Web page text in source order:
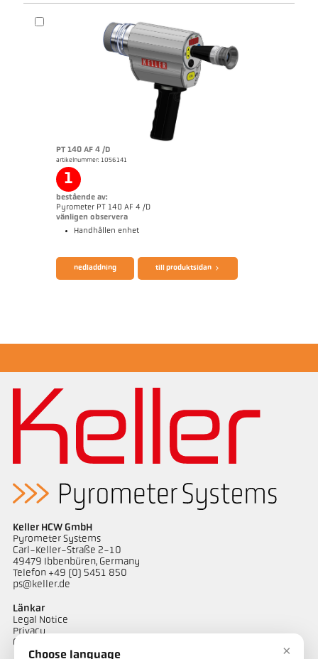
broschyr CellaTemp PA Mått ritning PA 40-K008
PT 140 AF 4 /D
artikelnummer: 1056141
1
bestående av:
Pyrometer PT 140 AF 4 /D
vänligen observera
Handhållen enhet
nedladdning till produktsidan
Keller HCW GmbH
Pyrometer Systems
Carl-Keller-Straße 2-10
49479 Ibbenbüren, Germany
Telefon +49 (0) 5451 850
ps@keller.de
Länkar
Legal Notice
Privacy
GTC
×
Choose language